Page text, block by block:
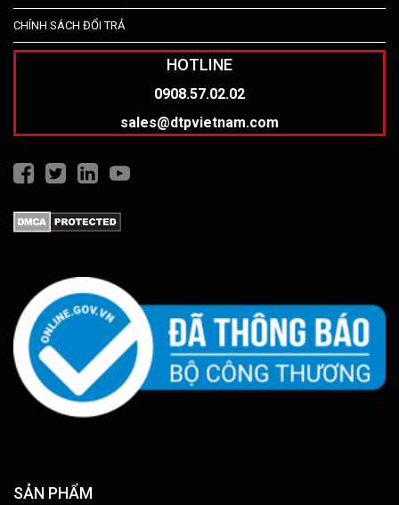
CHÍNH SÁCH ĐỔI TRẢ
HOTLINE
0908.57.02.02
sales@dtpvietnam.com
SẢN PHẨM